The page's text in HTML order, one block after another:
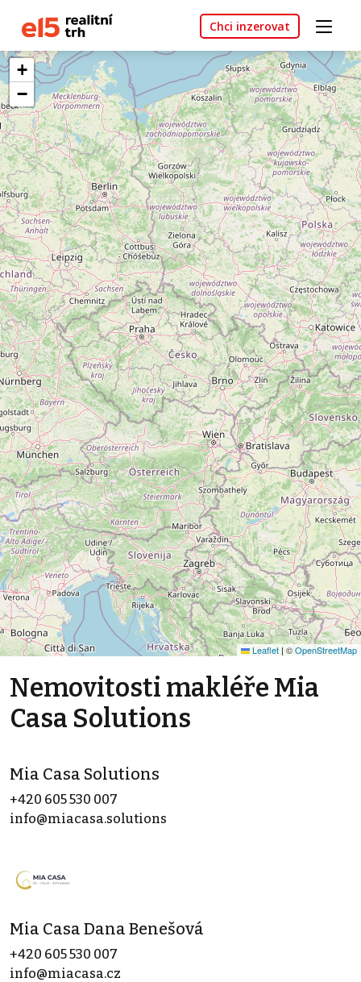
Chci inzerovat
+
−
Leaflet | ©OpenStreetMap
Nemovitosti makléře Mia
Casa Solutions
Mia Casa Solutions
+420 605 530 007
info@miacasa.solutions
Mia Casa Dana Benešová
+420 605 530 007
info@miacasa.cz